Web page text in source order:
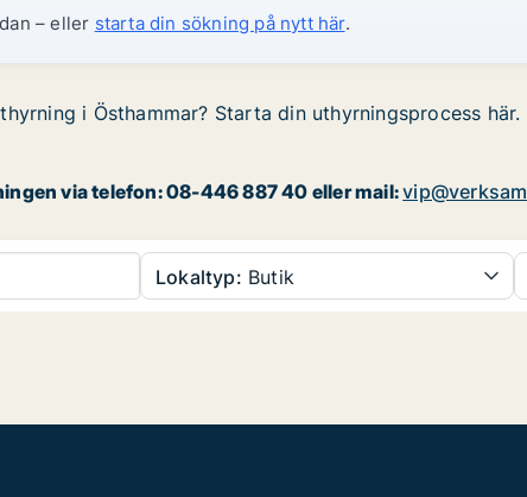
– eller starta din sökning på nytt här.
i Östhammar? Starta din uthyrningsprocess
via telefon: 08-446 887 40 eller mail:
Lokaltyp: Butik